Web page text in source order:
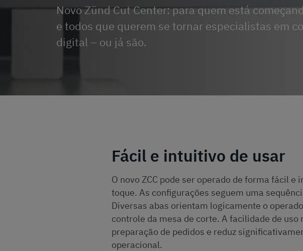
Novo Zünd Cut Center: para quem está
e todos que querem se tornar especialistas em
digital – ou já são.
Fácil e intuitivo de usar
O novo ZCC pode ser operado de forma fácil
toque. As configurações seguem uma
Diversas abas orientam logicamente o
controle da mesa de corte. A facilidade de
preparação de pedidos e reduz
operacional.